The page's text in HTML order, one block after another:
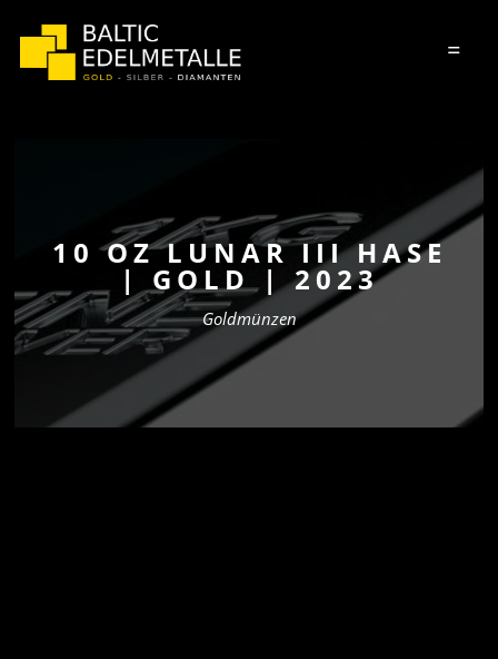
=
10 OZ LUNAR III HASE
| GOLD | 2023
Goldmünzen